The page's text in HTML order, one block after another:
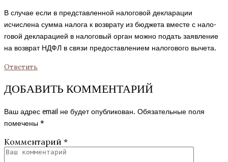
В случае если в представленной налоговой декларации
исчислена сумма налога к возврату из бюджета вместе с нало­
говой декларацией в налоговый орган можно подать заявление
на возврат НДФЛ в связи предоставлением налогового вычета.
Ответить
ДОБАВИТЬ КОММЕНТАРИЙ
Ваш адрес email не будет опубликован. Обязательные поля
помечены *
Комментарий *